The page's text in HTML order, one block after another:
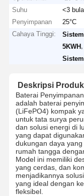
Suhu
Penyimpanan
<3
25°C
Cahaya Tinggi:
5KWH
Deskripsi Produk
Baterai
adalah baterai
(LiFePO4) kompak
untuk tata surya
dan solusi energi di
yang dapat
dukungan daya
rumah tangga
Model ini memiliki
yang cerdas, dan
menjadikannya
yang ideal dengan
fleksibel.